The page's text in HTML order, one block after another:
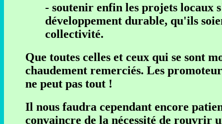
- soutenir enfin les projets locaux
développement durable, qu'ils
collectivité.
Que toutes celles et ceux qui se sont
chaudement remerciés. Les
ne peut pas tout !
Il nous faudra cependant encore
convaincre de la nécessité de rouvrir